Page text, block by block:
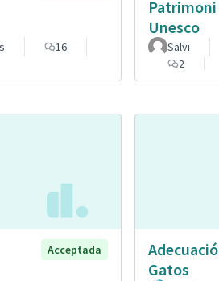
16
Unesco
Salvi
2
Acceptada
Gatos